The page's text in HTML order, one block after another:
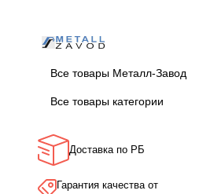
Все товары Металл-Завод
Все товары категории
Доставка по РБ
Гарантия качества от